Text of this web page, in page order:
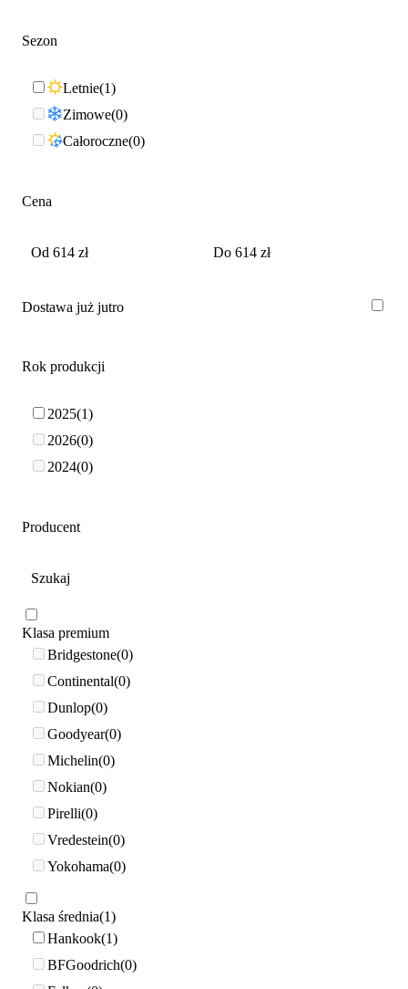
Sezon
Letnie 1
Zimowe 0
Całoroczne 0
Cena
Dostawa już jutro
Rok produkcji
2025 1
2026 0
2024 0
Producent
Klasa premium
Bridgestone 0
Continental 0
Dunlop 0
Goodyear 0
Michelin 0
Nokian 0
Pirelli 0
Vredestein 0
Yokohama 0
Klasa średnia 1
Hankook 1
BFGoodrich 0